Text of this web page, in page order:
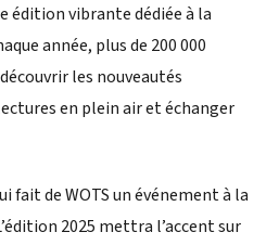
édition vibrante dédiée à la
année, plus de 200 000
les nouveautés
en plein air et échanger
fait de WOTS un événement à la
2025 mettra l’accent sur